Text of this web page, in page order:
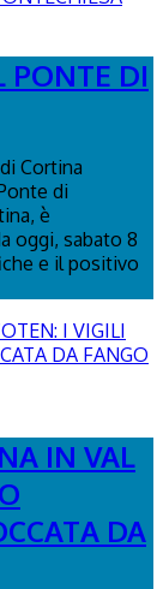
PONTE DI
Cortina
di
è
oggi, sabato 8
e il positivo
IN VAL
DA